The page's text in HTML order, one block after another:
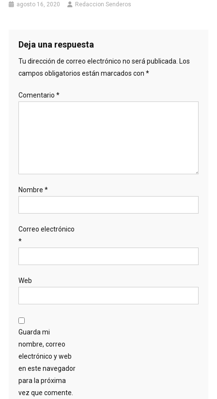
agosto 16, 2020 Redaccion Senderos
Deja una respuesta
Tu dirección de correo electrónico no será publicada. Los
campos obligatorios están marcados con *
Comentario *
Nombre *
Correo electrónico
*
Web
Guarda mi
nombre, correo
electrónico y web
en este navegador
para la próxima
vez que comente.